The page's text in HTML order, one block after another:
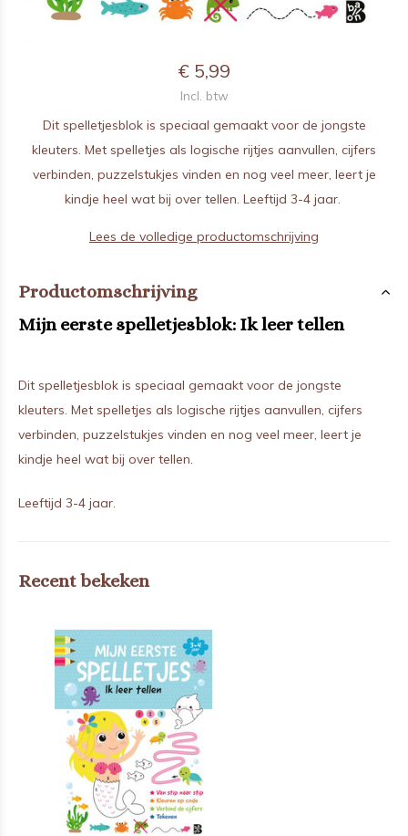
€ 5,99
Incl. btw
Dit spelletjesblok is speciaal gemaakt voor de jongste
kleuters. Met spelletjes als logische rijtjes aanvullen, cijfers
verbinden, puzzelstukjes vinden en nog veel meer, leert je
kindje heel wat bij over tellen. Leeftijd 3-4 jaar.
Lees de volledige productomschrijving
Productomschrijving
Mijn eerste spelletjesblok: Ik leer tellen
Dit spelletjesblok is speciaal gemaakt voor de jongste
kleuters. Met spelletjes als logische rijtjes aanvullen, cijfers
verbinden, puzzelstukjes vinden en nog veel meer, leert je
kindje heel wat bij over tellen.
Leeftijd 3-4 jaar.
Recent bekeken